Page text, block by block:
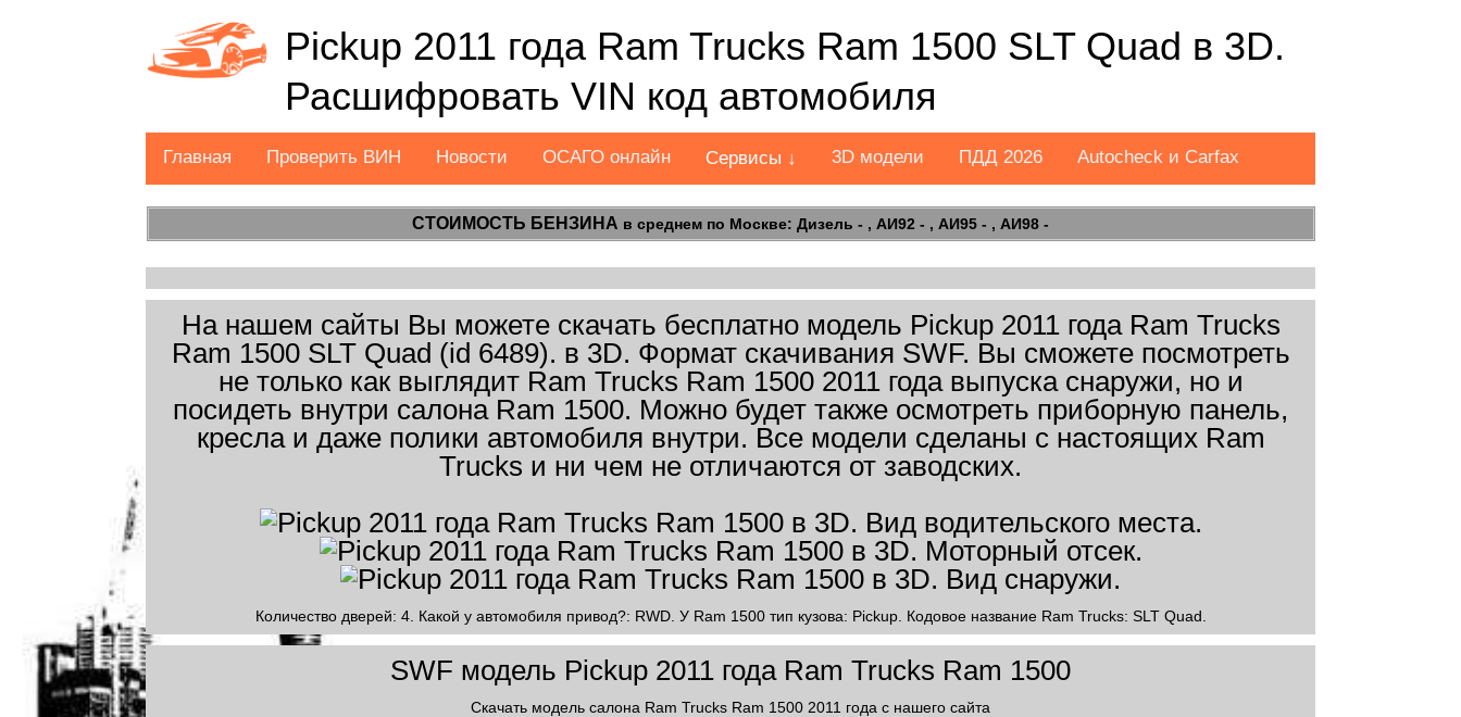
Pickup 2011 года Ram Trucks Ram 1500 SLT Quad в 3D.
Расшифровать VIN код автомобиля
Главная Проверить ВИН Новости ОСАГО онлайн Сервисы ↓ 3D модели ПДД 2026 Autocheck и Carfax
СТОИМОСТЬ БЕНЗИНА в среднем по Москве: Дизель - , АИ92 - , АИ95 - , АИ98 -
На нашем сайты Вы можете скачать бесплатно модель Pickup 2011 года Ram Trucks
Ram 1500 SLT Quad (id 6489). в 3D. Формат скачивания SWF. Вы сможете посмотреть
не только как выглядит Ram Trucks Ram 1500 2011 года выпуска снаружи, но и
посидеть внутри салона Ram 1500. Можно будет также осмотреть приборную панель,
кресла и даже полики автомобиля внутри. Все модели сделаны с настоящих Ram
Trucks и ни чем не отличаются от заводских.
Количество дверей: 4. Какой у автомобиля привод?: RWD. У Ram 1500 тип кузова: Pickup. Кодовое название Ram Trucks: SLT Quad.
SWF модель Pickup 2011 года Ram Trucks Ram 1500
Скачать модель салона Ram Trucks Ram 1500 2011 года с нашего сайта